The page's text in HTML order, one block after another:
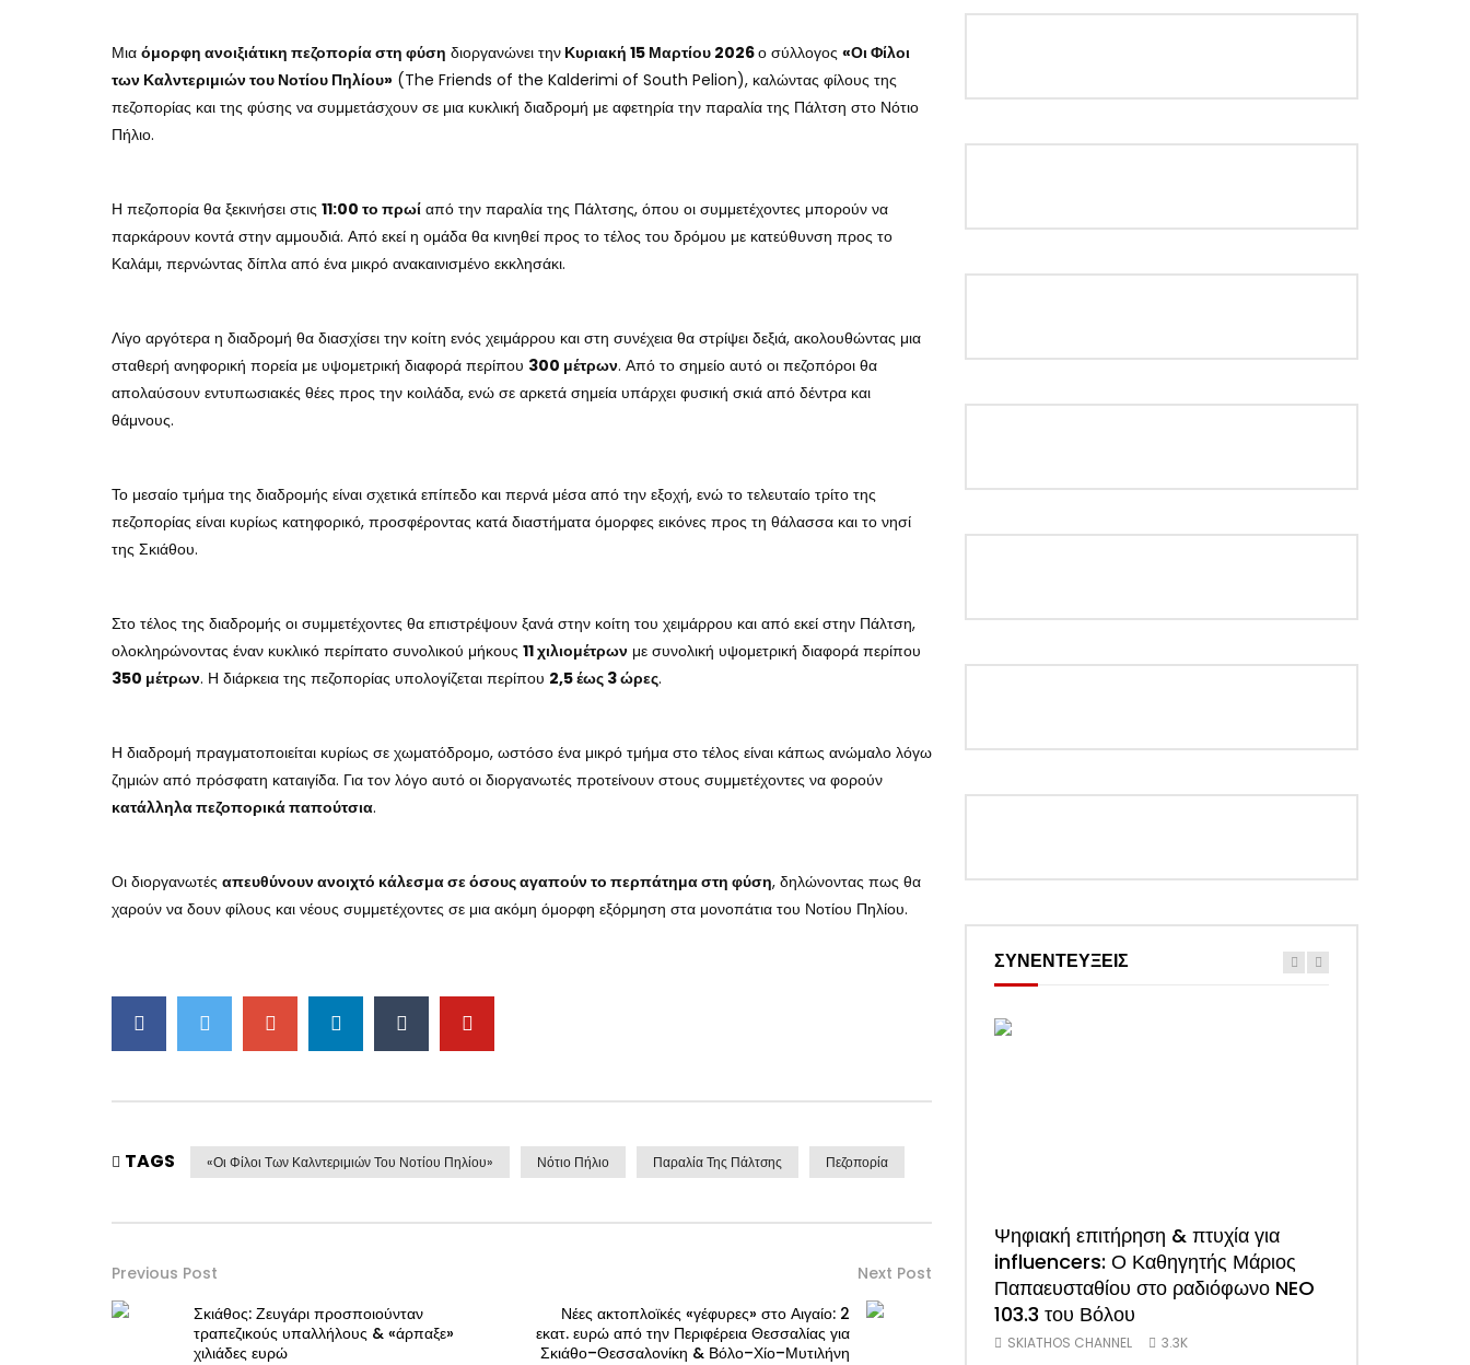
Μια όμορφη ανοιξιάτικη πεζοπορία στη φύση διοργανώνει την Κυριακή 15 Μαρτίου 2026ο σύλλογος «Οι Φίλοι
των Καλντεριμιών του Νοτίου Πηλίου» (The Friends of the Kalderimi of South Pelion), καλώντας φίλους της
πεζοπορίας και της φύσης να συμμετάσχουν σε μια κυκλική διαδρομή με αφετηρία την παραλία της Πάλτση στο Νότιο
Πήλιο.
Η πεζοπορία θα ξεκινήσει στις 11:00 το πρωί από την παραλία της Πάλτσης, όπου οι συμμετέχοντες μπορούν να
παρκάρουν κοντά στην αμμουδιά. Από εκεί η ομάδα θα κινηθεί προς το τέλος του δρόμου με κατεύθυνση προς το
Καλάμι, περνώντας δίπλα από ένα μικρό ανακαινισμένο εκκλησάκι.
Λίγο αργότερα η διαδρομή θα διασχίσει την κοίτη ενός χειμάρρου και στη συνέχεια θα στρίψει δεξιά, ακολουθώντας μια
σταθερή ανηφορική πορεία με υψομετρική διαφορά περίπου 300 μέτρων. Από το σημείο αυτό οι πεζοπόροι θα
απολαύσουν εντυπωσιακές θέες προς την κοιλάδα, ενώ σε αρκετά σημεία υπάρχει φυσική σκιά από δέντρα και
θάμνους.
Το μεσαίο τμήμα της διαδρομής είναι σχετικά επίπεδο και περνά μέσα από την εξοχή, ενώ το τελευταίο τρίτο της
πεζοπορίας είναι κυρίως κατηφορικό, προσφέροντας κατά διαστήματα όμορφες εικόνες προς τη θάλασσα και το νησί
της Σκιάθου.
Στο τέλος της διαδρομής οι συμμετέχοντες θα επιστρέψουν ξανά στην κοίτη του χειμάρρου και από εκεί στην Πάλτση,
ολοκληρώνοντας έναν κυκλικό περίπατο συνολικού μήκους 11 χιλιομέτρων με συνολική υψομετρική διαφορά περίπου
350 μέτρων. Η διάρκεια της πεζοπορίας υπολογίζεται περίπου 2,5 έως 3 ώρες.
Η διαδρομή πραγματοποιείται κυρίως σε χωματόδρομο, ωστόσο ένα μικρό τμήμα στο τέλος είναι κάπως ανώμαλο λόγω
ζημιών από πρόσφατη καταιγίδα. Για τον λόγο αυτό οι διοργανωτές προτείνουν στους συμμετέχοντες να φορούν
κατάλληλα πεζοπορικά παπούτσια.
Οι διοργανωτές απευθύνουν ανοιχτό κάλεσμα σε όσους αγαπούν το περπάτημα στη φύση, δηλώνοντας πως θα
χαρούν να δουν φίλους και νέους συμμετέχοντες σε μια ακόμη όμορφη εξόρμηση στα μονοπάτια του Νοτίου Πηλίου.
TAGS «Οι Φίλοι Των Καλντεριμιών Του Νοτίου Πηλίου» Νότιο Πήλιο Παραλία Της Πάλτσης Πεζοπορία
Previous Post
Σκιάθος: Ζευγάρι προσποιούνταν
τραπεζικούς υπαλλήλους & «άρπαξε»
χιλιάδες ευρώ
Next Post
Νέες ακτοπλοϊκές «γέφυρες» στο Αιγαίο: 2
εκατ. ευρώ από την Περιφέρεια Θεσσαλίας για
Σκιάθο–Θεσσαλονίκη & Βόλο–Χίο–Μυτιλήνη
ΣΥΝΕΝΤΕΥΞΕΙΣ
Ψηφιακή επιτήρηση & πτυχία για
influencers: Ο Καθηγητής Μάριος
Παπαευσταθίου στο ραδιόφωνο NEO
103.3 του Βόλου
SKIATHOS CHANNEL 3.3K